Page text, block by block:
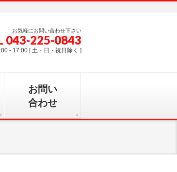
お気軽にお問い合わせ下さい
043-225-0843
- 17:00 [ 土・日・祝日除く ]
お問い
合わせ